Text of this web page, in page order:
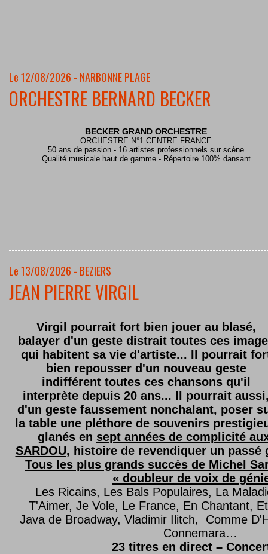
Le 12/08/2026 - NARBONNE PLAGE
ORCHESTRE BERNARD BECKER
BECKER GRAND ORCHESTRE
ORCHESTRE N°1 CENTRE FRANCE
50 ans de passion - 16 artistes professionnels sur scène
Qualité musicale haut de gamme - Répertoire 100% dansant
Le 13/08/2026 - BEZIERS
JEAN PIERRE VIRGIL
Virgil pourrait fort bien jouer au blasé,
balayer d'un geste distrait toutes ces
qui habitent sa vie d'artiste... Il pourrait
bien repousser d'un nouveau geste
indifférent toutes ces chansons qu'il
interprète depuis 20 ans... Il pourrait
d'un geste faussement nonchalant, poser
la table une pléthore de souvenirs
glanés en sept années de complicité
SARDOU, histoire de revendiquer un passé
Tous les plus grands succès de Michel
« doubleur de voix de
Les Ricains, Les Bals Populaires, La
T'Aimer, Je Vole, Le France, En Chantant,
Java de Broadway, Vladimir Ilitch, Comme
Connemara…
23 titres en direct –